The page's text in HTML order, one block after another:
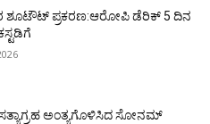
ಶೂಟೌಟ್ ಪ್ರಕರಣ:ಆರೋಪಿ ಡೆರಿಕ್ 5 ದಿನ
ಅಂತ್ಯಗೊಳಿಸಿದ ಸೋನಮ್